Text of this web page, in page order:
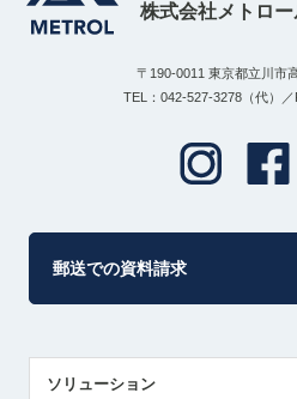
株式会社メトロー
〒190-0011 東京都立川市
TEL：042-527-3278（代）
郵送での資料請求
ソリューション